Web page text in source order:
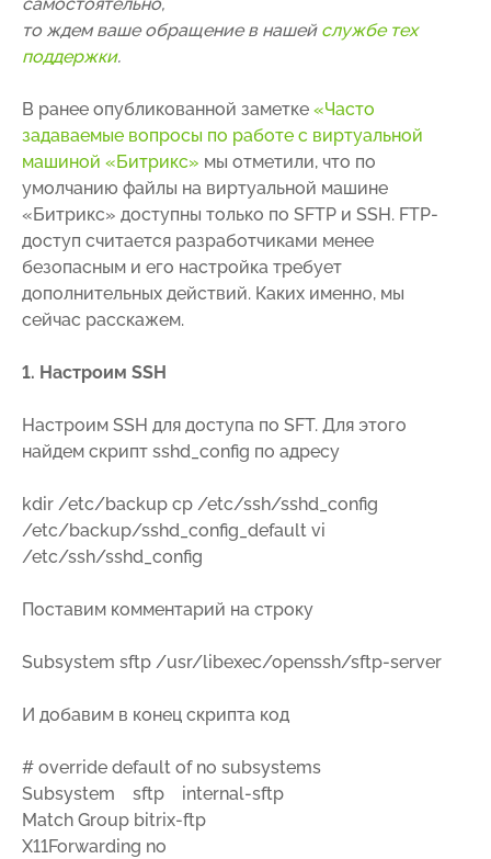
то ждем ваше обращение в нашей службе тех
поддержки.
В ранее опубликованной заметке «Часто
задаваемые вопросы по работе с виртуальной
машиной «Битрикс» мы отметили, что по
умолчанию файлы на виртуальной машине
«Битрикс» доступны только по SFTP и SSH. FTP-
доступ считается разработчиками менее
безопасным и его настройка требует
дополнительных действий. Каких именно, мы
сейчас расскажем.
1. Настроим SSH
Настроим SSH для доступа по SFT. Для этого
найдем скрипт sshd_config по адресу
kdir /etc/backup cp /etc/ssh/sshd_config
/etc/backup/sshd_config_default vi
/etc/ssh/sshd_config
Поставим комментарий на строку
Subsystem sftp /usr/libexec/openssh/sftp-server
И добавим в конец скрипта код
# override default of no subsystems
Subsystem sftp internal-sftp
Match Group bitrix-ftp
X11Forwarding no